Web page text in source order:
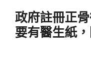
政府註冊正
要有醫生紙